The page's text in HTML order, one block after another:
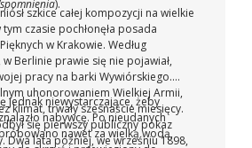
).
szkice całej kompozycji na wielkie
tym czasie pochłonęła posada
w Krakowie. Według
Berlinie prawie się nie pojawiał,
pracy na barki Wywiórskiego.
uhonorowaniem Wielkiej Armii,
klimat, trwały szesnaście miesięcy.
się pierwszy publiczny pokaz
Dwa lata później, we wrześniu 1898,
jednak niewystarczające, żeby
nabywcę. Po nieudanych
nawet za wielką wodą,